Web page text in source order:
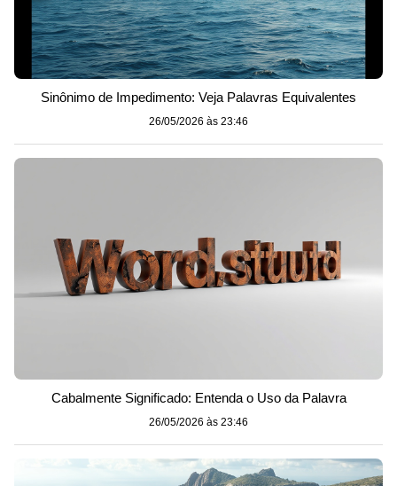
Sinônimo de Impedimento: Veja Palavras Equivalentes
26/05/2026 às 23:46
Cabalmente Significado: Entenda o Uso da Palavra
26/05/2026 às 23:46